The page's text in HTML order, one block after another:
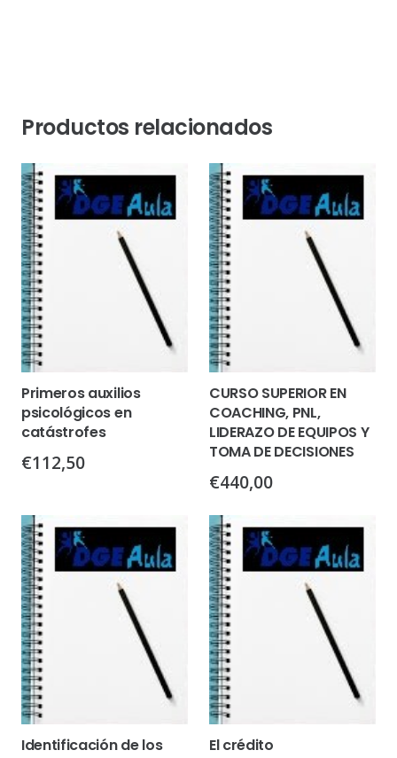
Productos relacionados
Primeros auxilios
psicológicos en
catástrofes
€112,50
CURSO SUPERIOR EN
COACHING, PNL,
LIDERAZO DE EQUIPOS Y
TOMA DE DECISIONES
€440,00
Identificación de los
El crédito